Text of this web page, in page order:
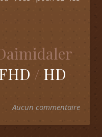
/ HD
Aucun commentaire